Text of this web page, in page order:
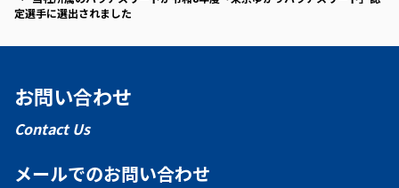
定選手に選出されました
お問い合わせ
Contact Us
メールでのお問い合わせ